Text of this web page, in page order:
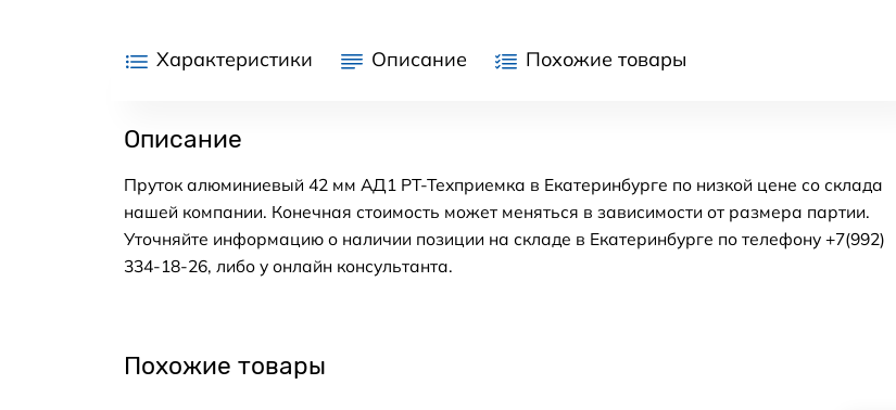
Характеристики Описание Похожие товары
Описание
Пруток алюминиевый 42 мм АД1 РТ-Техприемка в Екатеринбурге по низкой цене со склада
нашей компании. Конечная стоимость может меняться в зависимости от размера партии.
Уточняйте информацию о наличии позиции на складе в Екатеринбурге по телефону +7(992)
334-18-26, либо у онлайн консультанта.
Похожие товары